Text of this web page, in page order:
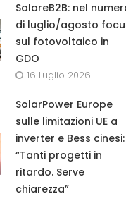
SolareB2B: nel
di luglio/agosto
sul fotovoltaico in
GDO
16 Luglio 2026
SolarPower Europe
sulle limitazioni UE a
inverter e Bess cinesi:
“Tanti progetti in
ritardo. Serve
chiarezza”